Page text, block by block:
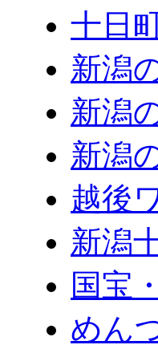
十日
新潟
新潟
新潟
越後
新潟
国宝
めん